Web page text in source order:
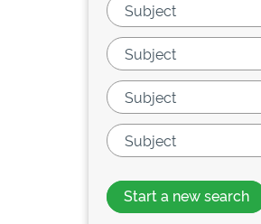
Start a new search